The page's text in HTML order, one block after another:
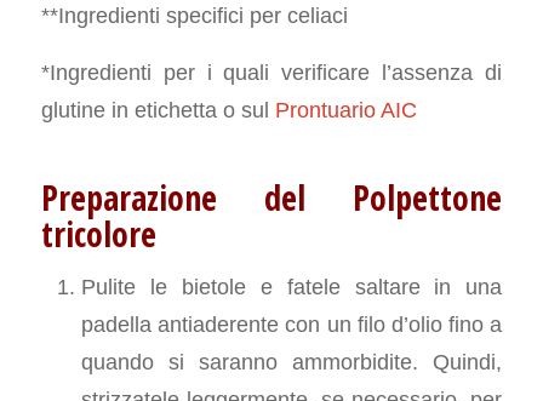
**Ingredienti specifici per celiaci
*Ingredienti per i quali verificare l’assenza di
glutine in etichetta o sul Prontuario AIC
Preparazione del Polpettone
tricolore
Pulite le bietole e fatele saltare in una
padella antiaderente con un filo d’olio fino a
quando si saranno ammorbidite. Quindi,